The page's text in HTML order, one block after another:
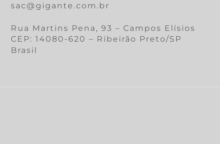
sac@gigante.com.br
Rua Martins Pena, 93 – Campos Elísios
CEP: 14080-620 – Ribeirão Preto/SP
Brasil